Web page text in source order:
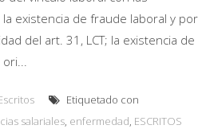
existencia de fraude laboral y por
del art. 31, LCT; la existencia de
Etiquetado con
salariales, enfermedad, ESCRITOS